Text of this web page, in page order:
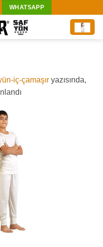
WHATSAPP
iç-çamaşır yazısında,